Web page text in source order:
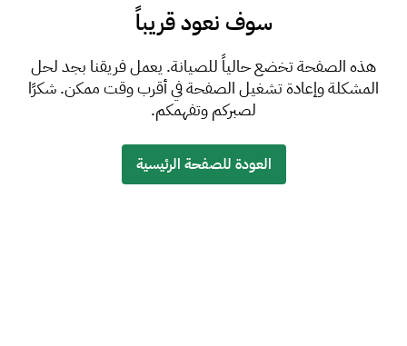
سوف نعود قريباً
هذه الصفحة تخضع حالياً للصيانة. يعمل فريقنا بجد لحل
المشكلة وإعادة تشغيل الصفحة في أقرب وقت ممكن. شكرًا
لصبركم وتفهمكم.
العودة للصفحة الرئيسية